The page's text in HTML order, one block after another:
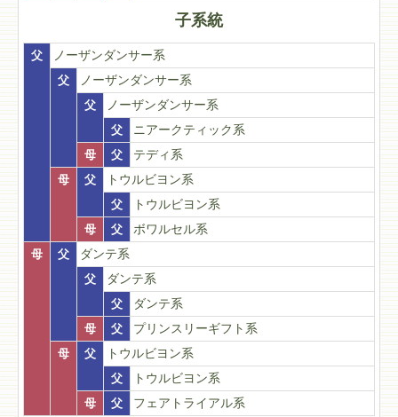
子系統
父
ノーザンダンサー系
父
ノーザンダンサー系
父
ノーザンダンサー系
父
ニアークティック系
母
父
テディ系
母
父
トウルビヨン系
父
トウルビヨン系
母
父
ボワルセル系
母
父
ダンテ系
父
ダンテ系
父
ダンテ系
母
父
プリンスリーギフト系
母
父
トウルビヨン系
父
トウルビヨン系
母
父 フェアトライアル系